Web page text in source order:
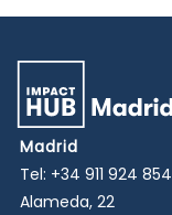
Madrid
Tel: +34 911 924 854
Alameda, 22